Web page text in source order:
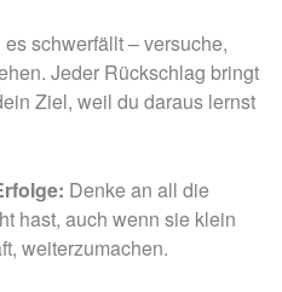
schwerfällt – versuche,
Jeder Rückschlag bringt
Ziel, weil du daraus lernst
Denke an all die
hast, auch wenn sie klein
weiterzumachen.